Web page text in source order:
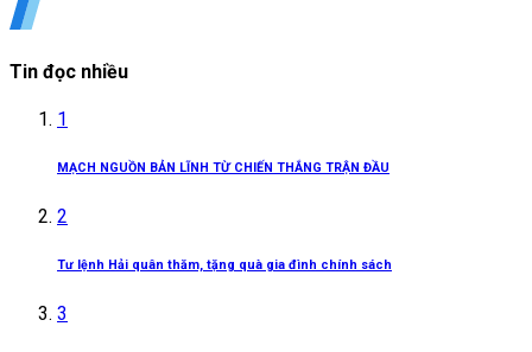
Tin đọc nhiều
1
MẠCH NGUỒN BẢN LĨNH TỪ CHIẾN THẮNG TRẬN ĐẦU
2
Tư lệnh Hải quân thăm, tặng quà gia đình chính sách
3